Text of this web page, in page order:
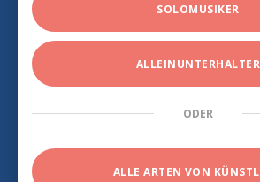
SOLOMUSIKER
ALLEINUNTERHALTER
ODER
ALLE ARTEN VON